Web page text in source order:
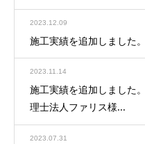
2023.12.09
施工実績を追加しました
2023.11.14
施工実績を追加しまし
理士法人ファリス様...
2023.07.31